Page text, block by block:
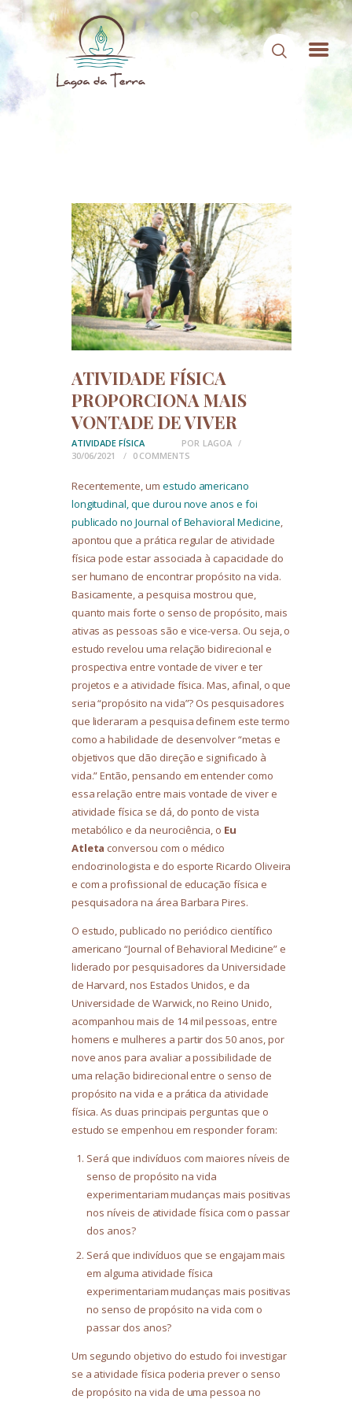
CONTATO
ÁREA DE MEMBROS
LOGIN
ATIVIDADE FÍSICA
PROPORCIONA MAIS
VONTADE DE VIVER
ATIVIDADE FÍSICA POR LAGOA
30/06/2021
0 COMMENTS
Recentemente, um estudo americano
longitudinal, que durou nove anos e foi
publicado no Journal of Behavioral Medicine,
apontou que a prática regular de atividade
física pode estar associada à capacidade do
ser humano de encontrar propósito na vida.
Basicamente, a pesquisa mostrou que,
quanto mais forte o senso de propósito, mais
ativas as pessoas são e vice-versa. Ou seja, o
estudo revelou uma relação bidirecional e
prospectiva entre vontade de viver e ter
projetos e a atividade física. Mas, afinal, o que
seria “propósito na vida”? Os pesquisadores
que lideraram a pesquisa definem este termo
como a habilidade de desenvolver “metas e
objetivos que dão direção e significado à
vida.” Então, pensando em entender como
essa relação entre mais vontade de viver e
atividade física se dá, do ponto de vista
metabólico e da neurociência, o Eu
Atleta conversou com o médico
endocrinologista e do esporte Ricardo Oliveira
e com a profissional de educação física e
pesquisadora na área Barbara Pires.
O estudo, publicado no periódico científico
americano “Journal of Behavioral Medicine” e
liderado por pesquisadores da Universidade
de Harvard, nos Estados Unidos, e da
Universidade de Warwick, no Reino Unido,
acompanhou mais de 14 mil pessoas, entre
homens e mulheres a partir dos 50 anos, por
nove anos para avaliar a possibilidade de
uma relação bidirecional entre o senso de
propósito na vida e a prática da atividade
física. As duas principais perguntas que o
estudo se empenhou em responder foram:
Será que indivíduos com maiores níveis de
senso de propósito na vida
experimentariam mudanças mais positivas
nos níveis de atividade física com o passar
dos anos?
Será que indivíduos que se engajam mais
em alguma atividade física
experimentariam mudanças mais positivas
no senso de propósito na vida com o
passar dos anos?
Um segundo objetivo do estudo foi investigar
se a atividade física poderia prever o senso
de propósito na vida de uma pessoa no